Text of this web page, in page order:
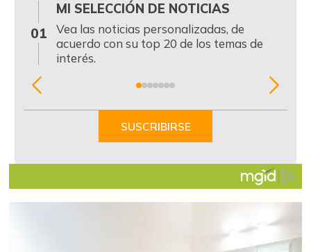
01
MI SELECCIÓN DE NOTICIAS
Vea las noticias personalizadas, de
acuerdo con su top 20 de los temas de
interés.
Item
SUSCRIBIRSE